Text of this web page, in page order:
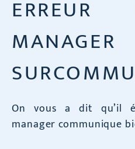
On vous a dit qu’il
manager communique